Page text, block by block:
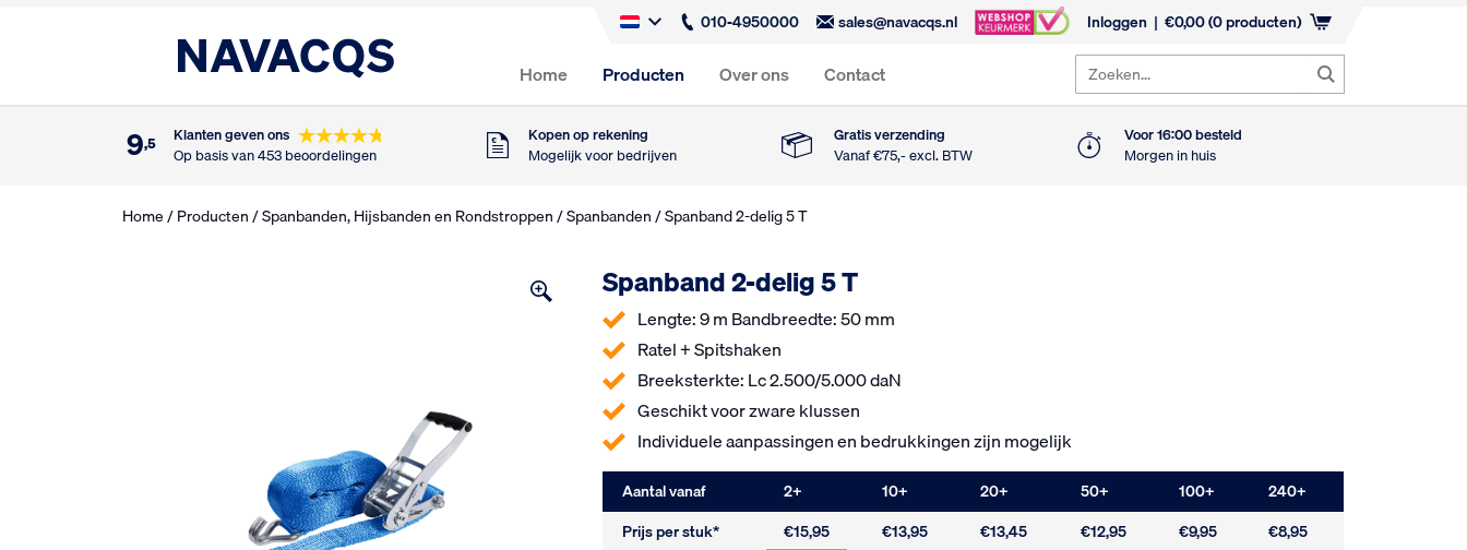
010-4950000 sales@navacqs.nl Inloggen €0,00(0 producten)
Home Producten Over ons Contact Zoeken...
9,5
Klanten geven ons
Op basis van 453 beoordelingen
Kopen op rekening
Mogelijk voor bedrijven
Gratis verzending
Vanaf €75,- excl. BTW
Voor 16:00 besteld
Morgen in huis
Home/Producten/Spanbanden, Hijsbanden en Rondstroppen/Spanbanden/ Spanband 2-delig 5 T
Spanband 2-delig 5 T
Lengte: 9 m Bandbreedte: 50 mm
Ratel + Spitshaken
Breeksterkte: Lc 2.500/5.000 daN
Geschikt voor zware klussen
Individuele aanpassingen en bedrukkingen zijn mogelijk
Aantal vanaf 2+ 10+ 20+ 50+ 100+ 240+
Prijs per stuk*
€15,95 €13,95 €13,45 €12,95 €9,95 €8,95